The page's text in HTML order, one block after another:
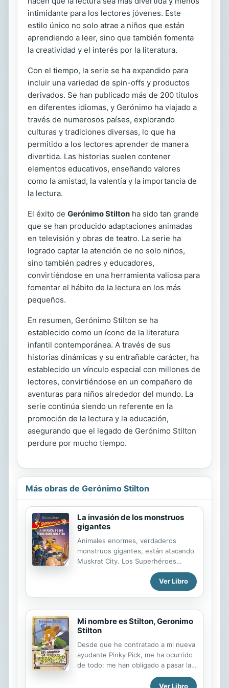
intimidante para los lectores jóvenes. Este
estilo único no solo atrae a niños que están
aprendiendo a leer, sino que también fomenta
la creatividad y el interés por la literatura.
Con el tiempo, la serie se ha expandido para
incluir una variedad de spin-offs y productos
derivados. Se han publicado más de 200 títulos
en diferentes idiomas, y Gerónimo ha viajado a
través de numerosos países, explorando
culturas y tradiciones diversas, lo que ha
permitido a los lectores aprender de manera
divertida. Las historias suelen contener
elementos educativos, enseñando valores
como la amistad, la valentía y la importancia de
la lectura.
El éxito de Gerónimo Stilton ha sido tan grande
que se han producido adaptaciones animadas
en televisión y obras de teatro. La serie ha
logrado captar la atención de no solo niños,
sino también padres y educadores,
convirtiéndose en una herramienta valiosa para
fomentar el hábito de la lectura en los más
pequeños.
En resumen, Gerónimo Stilton se ha
establecido como un ícono de la literatura
infantil contemporánea. A través de sus
historias dinámicas y su entrañable carácter, ha
establecido un vínculo especial con millones de
lectores, convirtiéndose en un compañero de
aventuras para niños alrededor del mundo. La
serie continúa siendo un referente en la
promoción de la lectura y la educación,
asegurando que el legado de Gerónimo Stilton
perdure por mucho tiempo.
Más obras de Gerónimo Stilton
La invasión de los monstruos
gigantes
Animales enormes, verdaderos
monstruos gigantes, están atacando
Muskrat City. Los Superhéroes
entran en acción enseguida,
derrotando a los invasores, pero sin
saber de dónde provienen. Después
lagarto gigantes, llegará el último
ataque, el de un roedor enorme,
para revelar a los Superhéroes que la
Banda de los Fétidos es su
verdadero y único enemigo.
Ver Libro
Mi nombre es Stilton, Geronimo
Stilton
Desde que he contratado a mi nueva
ayudante Pinky Pick, me ha ocurrido
de todo: me han obligado a pasar la
Nochevieja en el Polo Norte, he
recorrido kilómetros a la deriva sobre
Ver Libro